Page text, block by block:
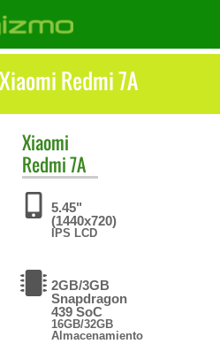
Redmi 7A
Xiaomi
Redmi 7A
5.45"
(1440x720)
IPS LCD
2GB/3GB
Snapdragon
439 SoC
16GB/32GB
Almacenamiento